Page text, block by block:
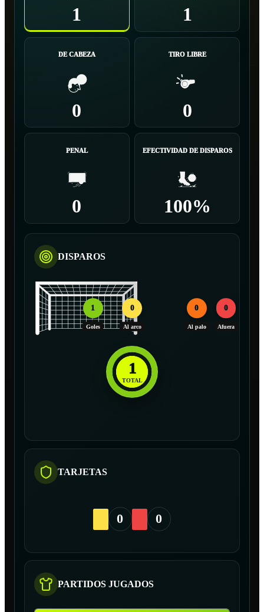
1 1
DE CABEZA
0
TIRO LIBRE
0
PENAL
0
EFECTIVIDAD DE DISPAROS
100%
DISPAROS
1
Goles
0
Al arco
0
Al palo
0
Afuera
1
TOTAL
TARJETAS
0 0
PARTIDOS JUGADOS